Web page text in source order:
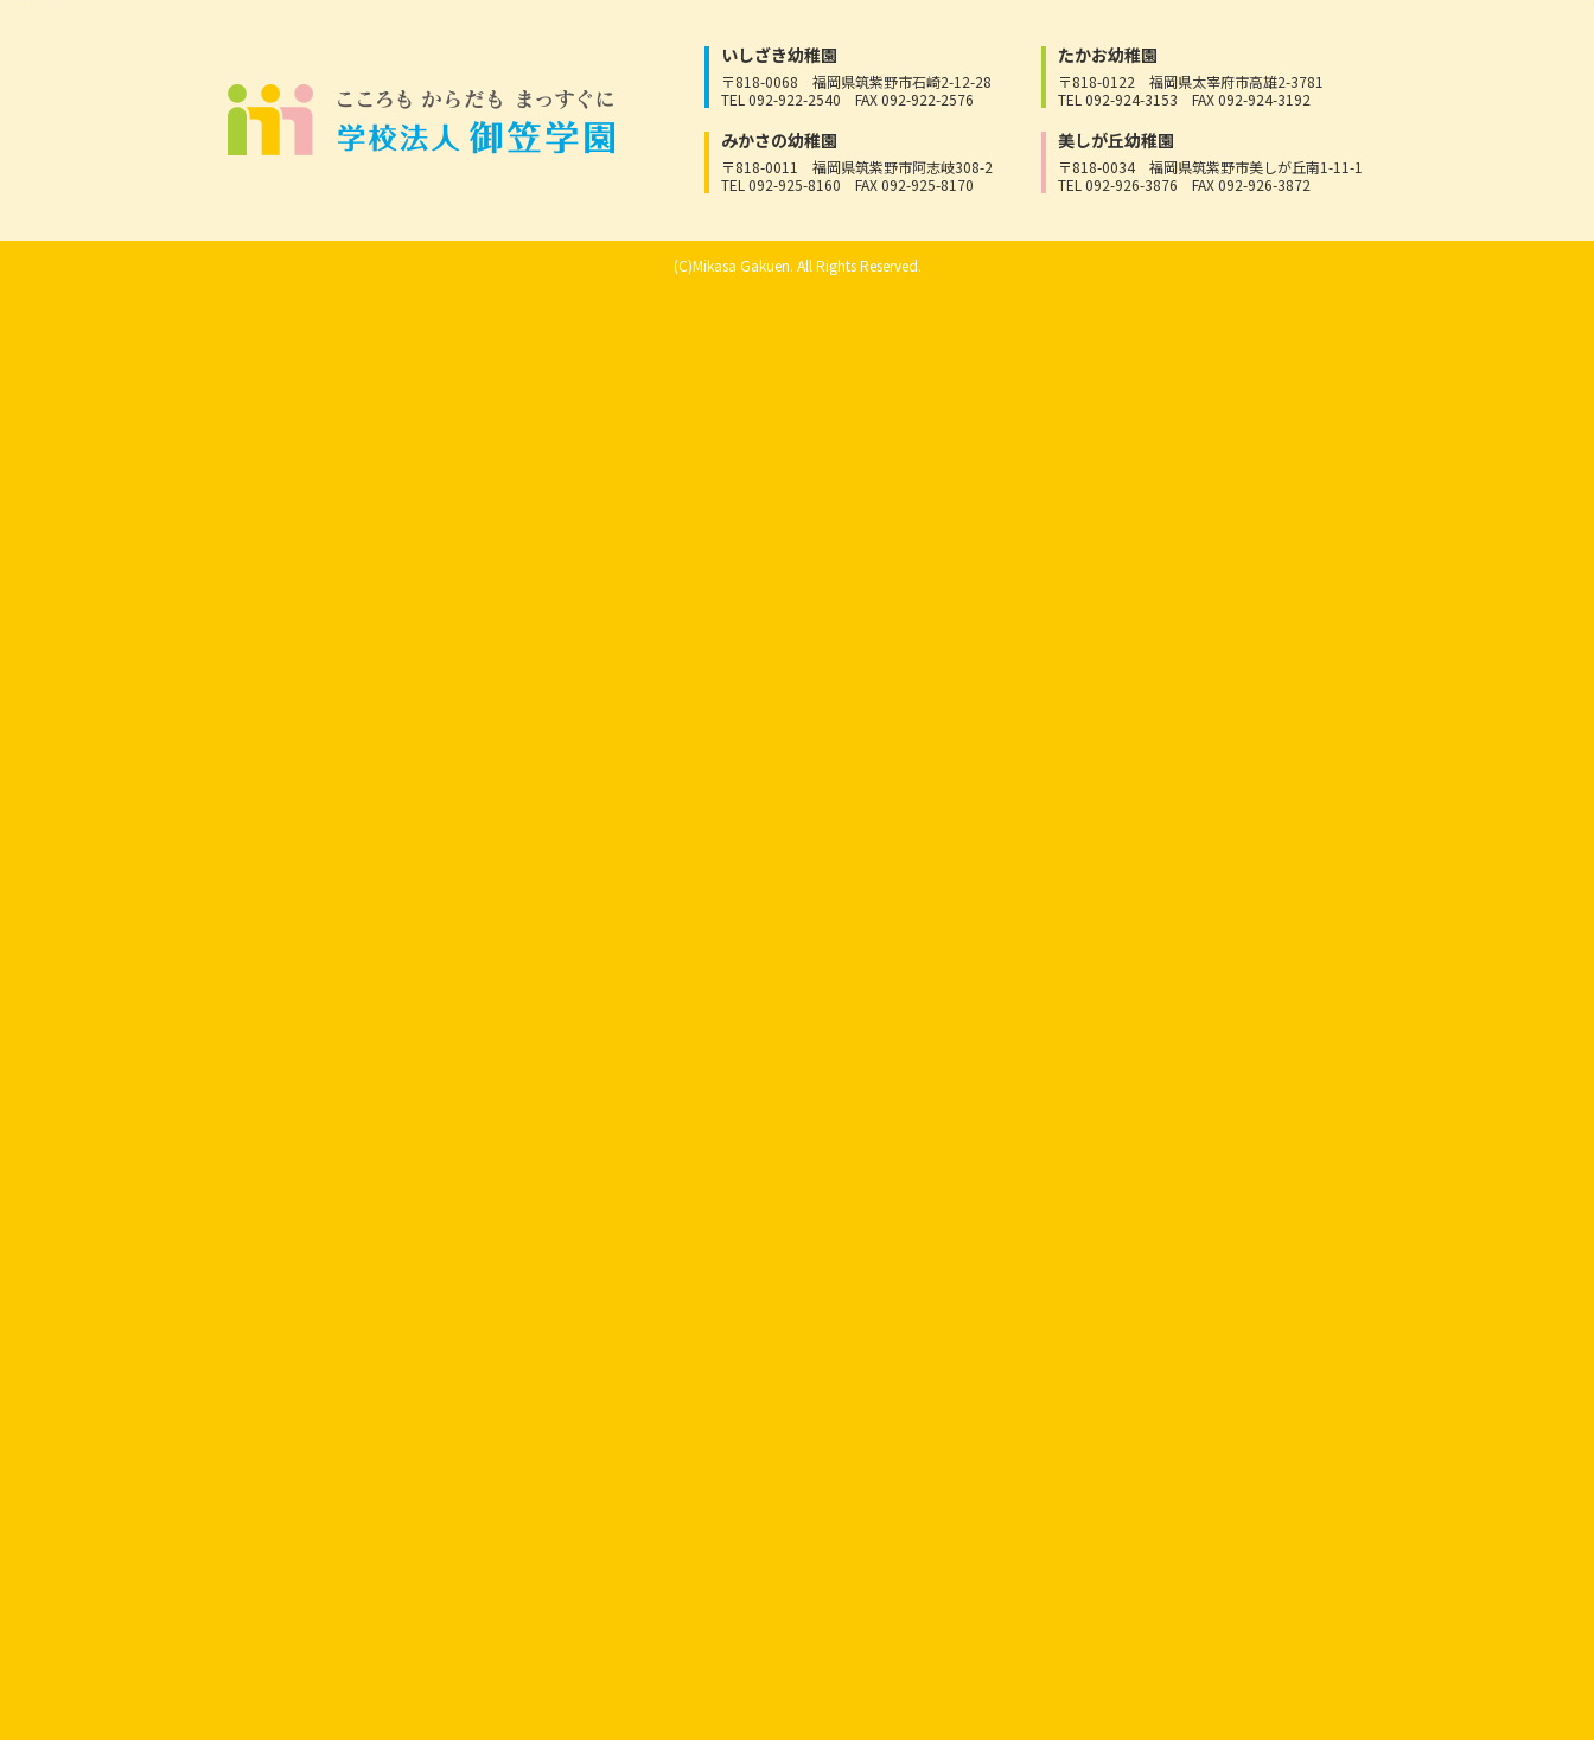
いしざき幼稚園
〒818-0068 福岡県筑紫野市石崎2-12-28
TEL 092-922-2540 FAX 092-922-2576
たかお幼稚園
〒818-0122 福岡県太宰府市高雄2-3781
TEL 092-924-3153 FAX 092-924-3192
みかさの幼稚園
〒818-0011 福岡県筑紫野市阿志岐308-2
TEL 092-925-8160 FAX 092-925-8170
美しが丘幼稚園
〒818-0034 福岡県筑紫野市美しが丘南1-11-1
TEL 092-926-3876 FAX 092-926-3872
(C)Mikasa Gakuen. All Rights Reserved.